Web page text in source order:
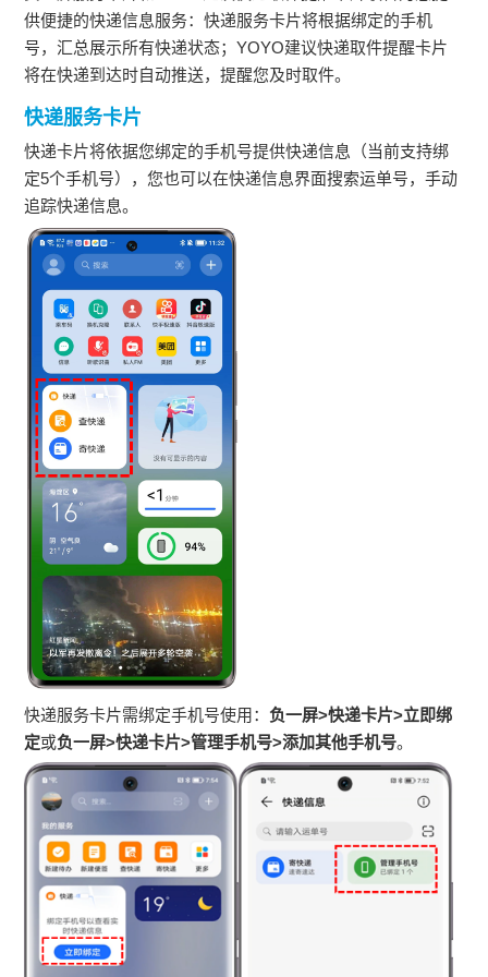
供便捷的快递信息服务：快递服务卡片将根据绑定的手机
号，汇总展示所有快递状态；YOYO建议快递取件提醒卡片
将在快递到达时自动推送，提醒您及时取件。
快递服务卡片
快递卡片将依据您绑定的手机号提供快递信息（当前支持绑
定5个手机号），您也可以在快递信息界面搜索运单号，手动
追踪快递信息。
快递服务卡片需绑定手机号使用： 负一屏>快递卡片>立即绑
定或负一屏>快递卡片>管理手机号>添加其他手机号。